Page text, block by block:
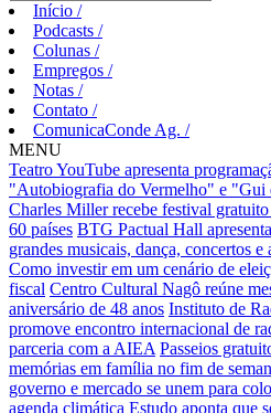
Início /
Podcasts /
Colunas /
Empregos /
Notas /
Contato /
ComunicaConde Ag. /
MENU
Teatro YouTube apresenta
"Autobiografia do Vermelho" e "Gui
Charles Miller recebe festival
60 países BTG Pactual Hall
grandes musicais, dança, concertos
Como investir em um cenário de
fiscal Centro Cultural Nagô reúne
aniversário de 48 anos Instituto de
promove encontro internacional de
parceria com a AIEA Passeios
memórias em família no fim de
governo e mercado se unem para
agenda climática Estudo aponta que